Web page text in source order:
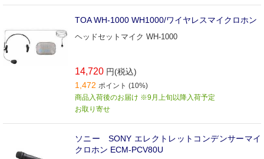
TOA WH-1000 WH1000/ワイヤレスマイクロホン
ヘッドセットマイク WH-1000
14,720 円(税込)
1,472 ポイント (10%)
商品入荷後のお届け ※9月上旬以降入荷予定
お取り寄せ
ソニー SONY エレクトレットコンデンサーマイ
クロホン ECM-PCV80U